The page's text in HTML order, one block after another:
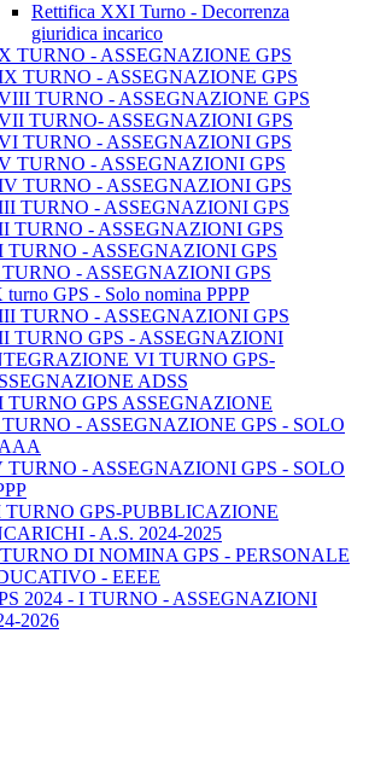
Rettifica XXI Turno - Decorrenza
giuridica incarico
TURNO - ASSEGNAZIONE GPS
TURNO - ASSEGNAZIONE GPS
TURNO - ASSEGNAZIONE GPS
TURNO- ASSEGNAZIONI GPS
TURNO - ASSEGNAZIONI GPS
TURNO - ASSEGNAZIONI GPS
TURNO - ASSEGNAZIONI GPS
TURNO - ASSEGNAZIONI GPS
TURNO - ASSEGNAZIONI GPS
TURNO - ASSEGNAZIONI GPS
- ASSEGNAZIONI GPS
turno GPS - Solo nomina PPPP
TURNO - ASSEGNAZIONI GPS
TURNO GPS - ASSEGNAZIONI
VI TURNO GPS-
ADSS
TURNO GPS ASSEGNAZIONE
- ASSEGNAZIONE GPS - SOLO
TURNO - ASSEGNAZIONI GPS - SOLO
TURNO GPS-PUBBLICAZIONE
- A.S. 2024-2025
DI NOMINA GPS - PERSONALE
- EEEE
2024 - I TURNO - ASSEGNAZIONI
2026